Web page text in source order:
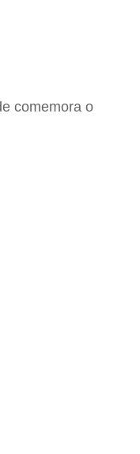
comemora o